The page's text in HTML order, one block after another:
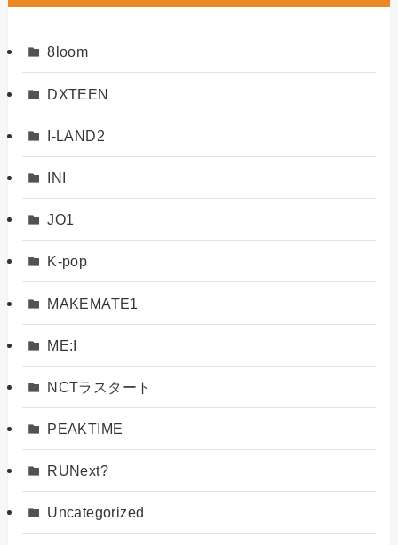
8loom
DXTEEN
I-LAND2
INI
JO1
K-pop
MAKEMATE1
ME:I
NCTラスタート
PEAKTIME
RUNext?
Uncategorized